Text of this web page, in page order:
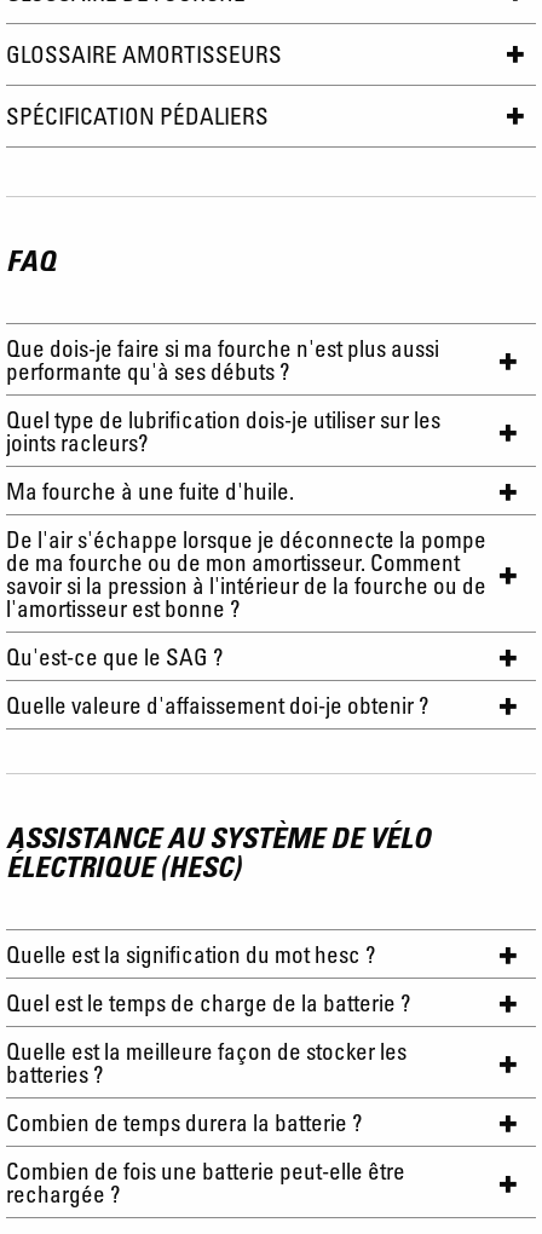
GLOSSAIRE AMORTISSEURS
SPÉCIFICATION PÉDALIERS
FAQ
Que dois-je faire si ma fourche n'est plus aussi
performante qu'à ses débuts ?
Quel type de lubrification dois-je utiliser sur les
joints racleurs?
Ma fourche à une fuite d'huile.
De l'air s'échappe lorsque je déconnecte la pompe
de ma fourche ou de mon amortisseur. Comment
savoir si la pression à l'intérieur de la fourche ou de
l'amortisseur est bonne ?
Qu'est-ce que le SAG ?
Quelle valeure d'affaissement doi-je obtenir ?
ASSISTANCE AU SYSTÈME DE VÉLO
ÉLECTRIQUE (HESC)
Quelle est la signification du mot hesc ?
Quel est le temps de charge de la batterie ?
Quelle est la meilleure façon de stocker les
batteries ?
Combien de temps durera la batterie ?
Combien de fois une batterie peut-elle être
rechargée ?